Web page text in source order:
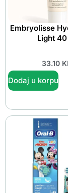
Embryolisse
Light
33.10
Dodaj u korpu